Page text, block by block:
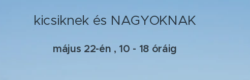
kicsiknek és NAGYOKNAK
május 22-én , 10 - 18 óráig